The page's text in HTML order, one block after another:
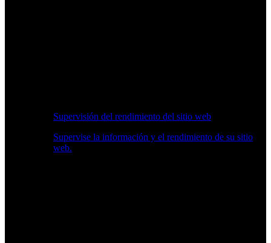
Supervisión del rendimiento del sitio web
Supervise la información y el rendimiento de su sitio
web.